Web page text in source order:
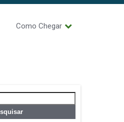
Como Chegar